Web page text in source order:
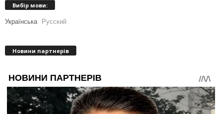
Вибір мови:
Українська Русский
Новини партнерів